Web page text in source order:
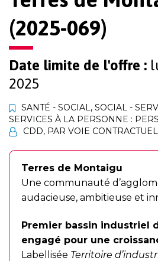
(2025-069)
Date limite de l'offre :
2025
SANTÉ - SOCIAL, SOCIAL -
SERVICES À LA PERSONNE :
CDD, PAR VOIE
Terres de Montaigu
Une communauté
audacieuse, ambitieuse et
Premier bassin industriel
engagé pour une
Labellisée Territoire